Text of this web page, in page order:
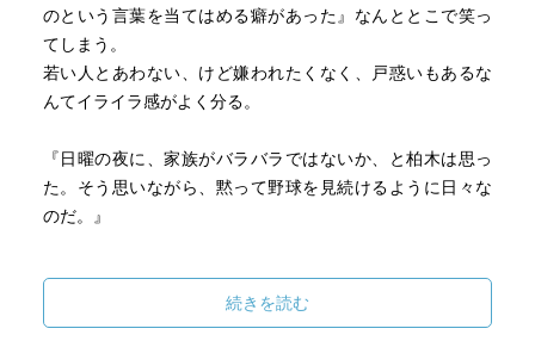
のという言葉を当てはめる癖があった』なんととこで笑っ
てしまう。
若い人とあわない、けど嫌われたくなく、戸惑いもあるな
んてイライラ感がよく分る。
『日曜の夜に、家族がバラバラではないか、と柏木は思っ
た。そう思いながら、黙って野球を見続けるように日々な
のだ。』
いる機器はワープロで、コンピューターに写真に取り込め
ないなんて議論をしている。家ではファミコンである。そ
続きを読む